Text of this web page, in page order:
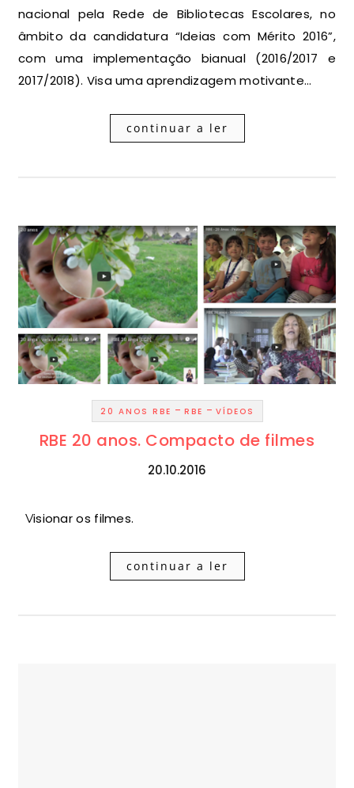
nacional pela Rede de Bibliotecas Escolares, no
âmbito da candidatura “Ideias com Mérito 2016”,
com uma implementação bianual (2016/2017 e
2017/2018). Visa uma aprendizagem motivante…
continuar a ler
20 ANOS RBE - RBE - VÍDEOS
RBE 20 anos. Compacto de filmes
20.10.2016
Visionar os filmes.
continuar a ler